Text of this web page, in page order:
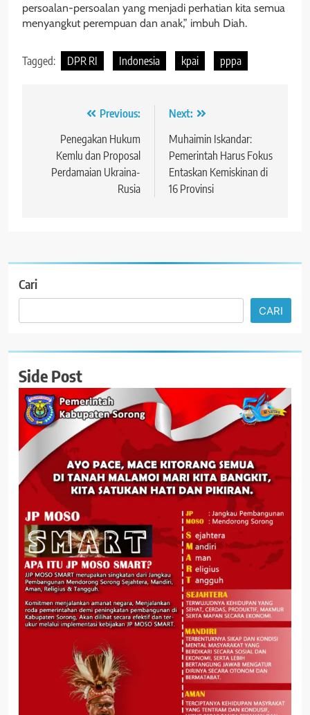
persoalan-persoalan yang menjadi perhatian kita semua
menyangkut perempuan dan anak,” imbuh Diah.
Tagged: DPR RI Indonesia kpai pppa
Navigasi Previous:
Penegakan Hukum
Kemlu dan Proposal
Perdamaian Ukraina-
Rusia
Next:
Muhaimin Iskandar:
Pemerintah Harus Fokus
Entaskan Kemiskinan di
16 Provinsi
Cari
CARI
Side Post